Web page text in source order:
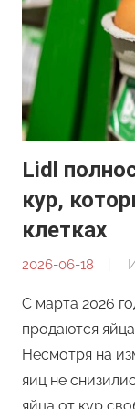
Lidl
кур,
клетках
2026-06-18
С марта 2026
продаются
Несмотря на
яиц не
яйца от кур